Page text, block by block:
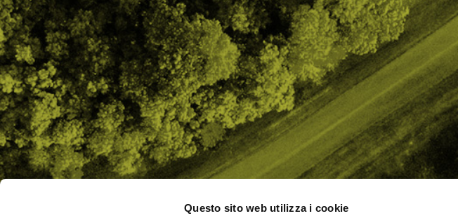
Questo sito web utilizza i cookie